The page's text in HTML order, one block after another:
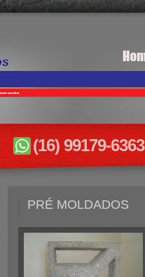
(16) 99179-6363
PRÉ MOLDADOS